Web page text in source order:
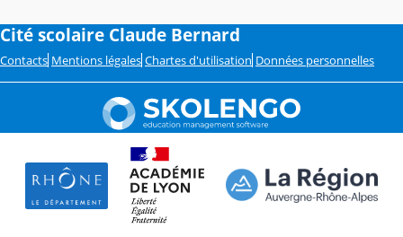
Cité scolaire Claude Bernard
Contacts Mentions légales Chartes d'utilisation Données personnelles